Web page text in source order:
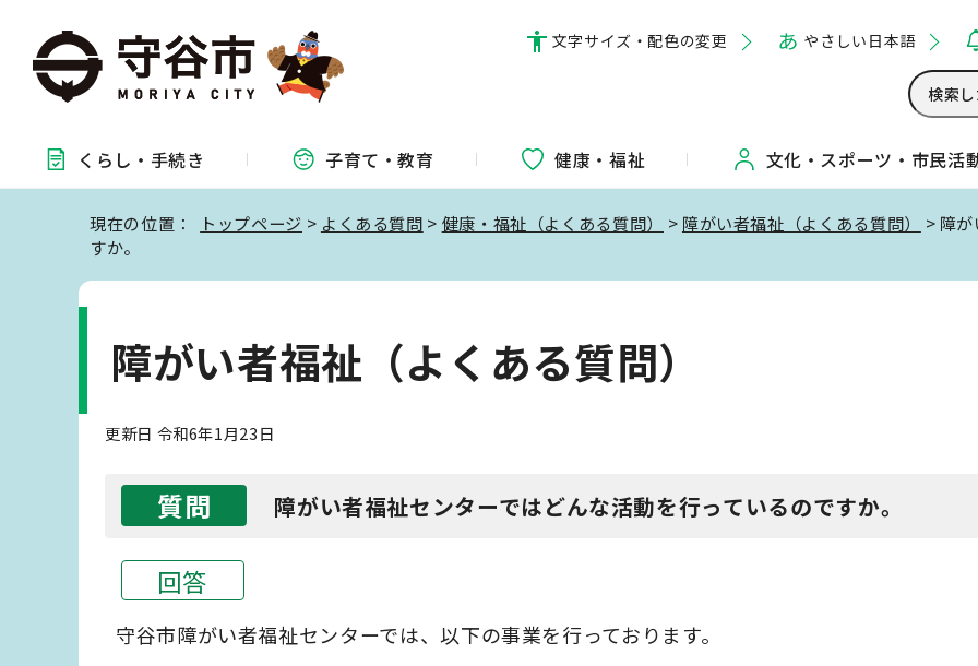
文字サイズ・配色の変更 やさしい日本語
くらし・ 手続き 子育て・教育 健康・福祉 文化・ スポーツ・ 市民活
現在の位置： トップページ > よくある質問 > 健康・福祉（よくある質問） > 障がい者福祉（よくある質問）
> 障
すか。
障がい者福祉（よくある質問）
更新日 令和6年1月23日
質問 障がい者福祉センターではどんな活動を行っているのですか。
回答
守谷市障がい者福祉センターでは、以下の事業を行っております。